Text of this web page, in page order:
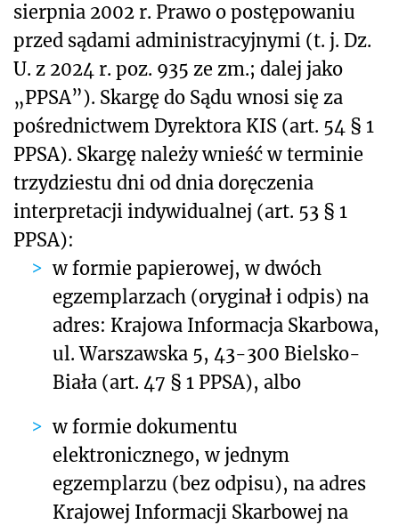
sierpnia 2002 r. Prawo o postępowaniu
przed sądami administracyjnymi (t. j. Dz.
U. z 2024 r. poz. 935 ze zm.; dalej jako
„PPSA”). Skargę do Sądu wnosi się za
pośrednictwem Dyrektora KIS (art. 54 § 1
PPSA). Skargę należy wnieść w terminie
trzydziestu dni od dnia doręczenia
interpretacji indywidualnej (art. 53 § 1
PPSA):
w formie papierowej, w dwóch
egzemplarzach (oryginał i odpis) na
adres: Krajowa Informacja Skarbowa,
ul. Warszawska 5, 43-300 Bielsko-
Biała (art. 47 § 1 PPSA), albo
w formie dokumentu
elektronicznego, w jednym
egzemplarzu (bez odpisu), na adres
Krajowej Informacji Skarbowej na